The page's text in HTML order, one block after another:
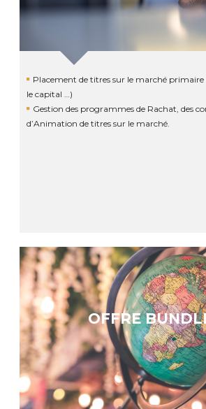
Placement de titres sur le marché
le capital …)
Gestion des programmes de Rachat, des
d’Animation de titres sur le marché.
OFFRE